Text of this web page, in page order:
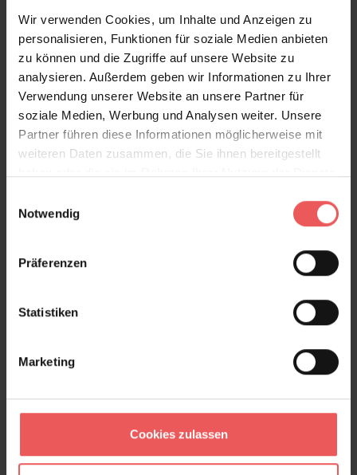
Wir verwenden Cookies, um Inhalte und Anzeigen zu
personalisieren, Funktionen für soziale Medien anbieten
zu können und die Zugriffe auf unsere Website zu
analysieren. Außerdem geben wir Informationen zu Ihrer
Verwendung unserer Website an unsere Partner für
soziale Medien, Werbung und Analysen weiter. Unsere
Partner führen diese Informationen möglicherweise mit
weiteren Daten zusammen, die Sie ihnen bereitgestellt
Notwendig
Präferenzen
Statistiken
Marketing
Cookies zulassen
Produktdetails
Versand & Zahlung
FAQ
Frage stellen
+49 (0)221 932 81 82